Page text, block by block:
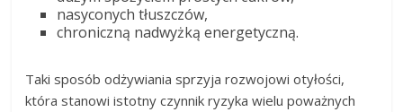
nasyconych tłuszczów,
chroniczną nadwyżką energetyczną.
Taki sposób odżywiania sprzyja rozwojowi otyłości,
która stanowi istotny czynnik ryzyka wielu poważnych